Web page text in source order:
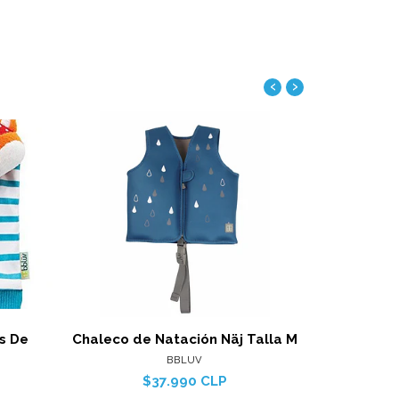
De
Chaleco de Natación Näj Talla M
BBLUV
$37.990 CLP
Ver detalles
‹ ›